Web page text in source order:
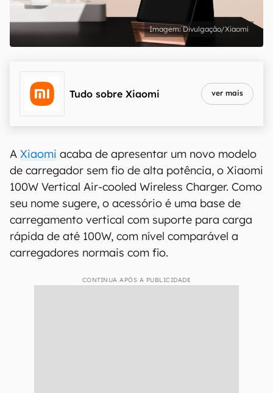
Divulgação/Xiaomi
Tudo sobre Xiaomi ver mais
A Xiaomi acaba de apresentar um novo modelo
de carregador sem fio de alta potência, o Xiaomi
100W Vertical Air-cooled Wireless Charger. Como
seu nome sugere, o acessório é uma base de
carregamento vertical com suporte para carga
rápida de até 100W, com nível comparável a
carregadores normais com fio.
CONTINUA APÓS A PUBLICIDADE